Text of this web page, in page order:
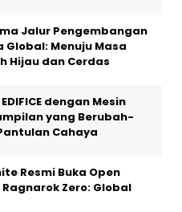
Jalur Pengembangan
Global: Menuju Masa
Hijau dan Cerdas
dengan Mesin
yang Berubah-
Cahaya
Resmi Buka Open
Zero: Global